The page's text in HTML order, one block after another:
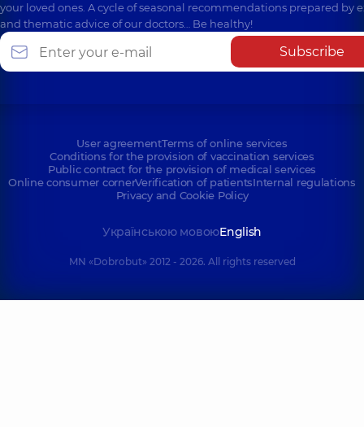
your loved ones. A cycle of seasonal recommendations prepared by
and thematic advice of our doctors… Be healthy!
Subscribe
User agreementTerms of online services
Conditions for the provision of vaccination services
Public contract for the provision of medical services
Online consumer cornerVerification of patientsInternal regulations
Privacy and Cookie Policy
Українською мовоюEnglish
MN «Dobrobut» 2012 - 2026. All rights reserved